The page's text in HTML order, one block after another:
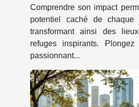
Comprendre son impact
potentiel caché de chaque
transformant ainsi des
refuges inspirants.
passionnant...